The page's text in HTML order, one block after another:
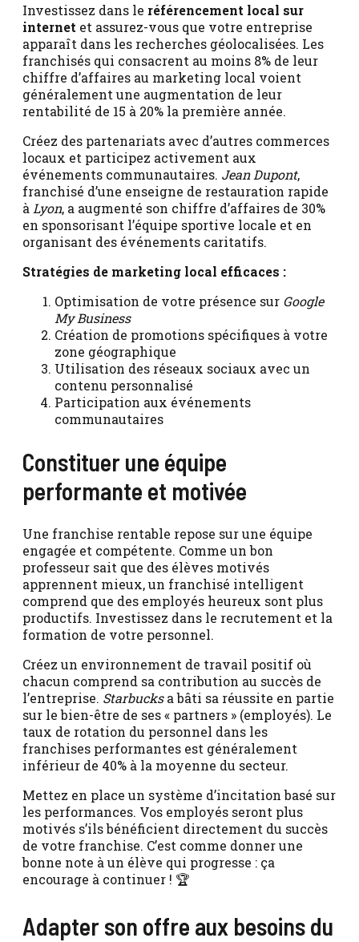
Investissez dans le référencement local sur
internet et assurez-vous que votre entreprise
apparaît dans les recherches géolocalisées. Les
franchisés qui consacrent au moins 8% de leur
chiffre d’affaires au marketing local voient
généralement une augmentation de leur
rentabilité de 15 à 20% la première année.
Créez des partenariats avec d’autres commerces
locaux et participez activement aux
événements communautaires. Jean Dupont,
franchisé d’une enseigne de restauration rapide
à Lyon, a augmenté son chiffre d’affaires de 30%
en sponsorisant l’équipe sportive locale et en
organisant des événements caritatifs.
Stratégies de marketing local efficaces :
Optimisation de votre présence sur Google
My Business
Création de promotions spécifiques à votre
zone géographique
Utilisation des réseaux sociaux avec un
contenu personnalisé
Participation aux événements
communautaires
Constituer une équipe
performante et motivée
Une franchise rentable repose sur une équipe
engagée et compétente. Comme un bon
professeur sait que des élèves motivés
apprennent mieux, un franchisé intelligent
comprend que des employés heureux sont plus
productifs. Investissez dans le recrutement et la
formation de votre personnel.
Créez un environnement de travail positif où
chacun comprend sa contribution au succès de
l’entreprise. Starbucksa bâti sa réussite en partie
sur le bien-être de ses « partners » (employés). Le
taux de rotation du personnel dans les
franchises performantes est généralement
inférieur de 40% à la moyenne du secteur.
Mettez en place un système d’incitation basé sur
les performances. Vos employés seront plus
motivés s’ils bénéficient directement du succès
de votre franchise. C’est comme donner une
bonne note à un élève qui progresse : ça
encourage à continuer ! 🏆
Adapter son offre aux besoins du